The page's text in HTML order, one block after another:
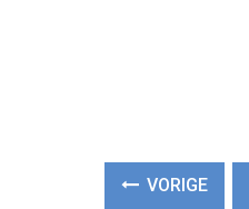
VORIGE